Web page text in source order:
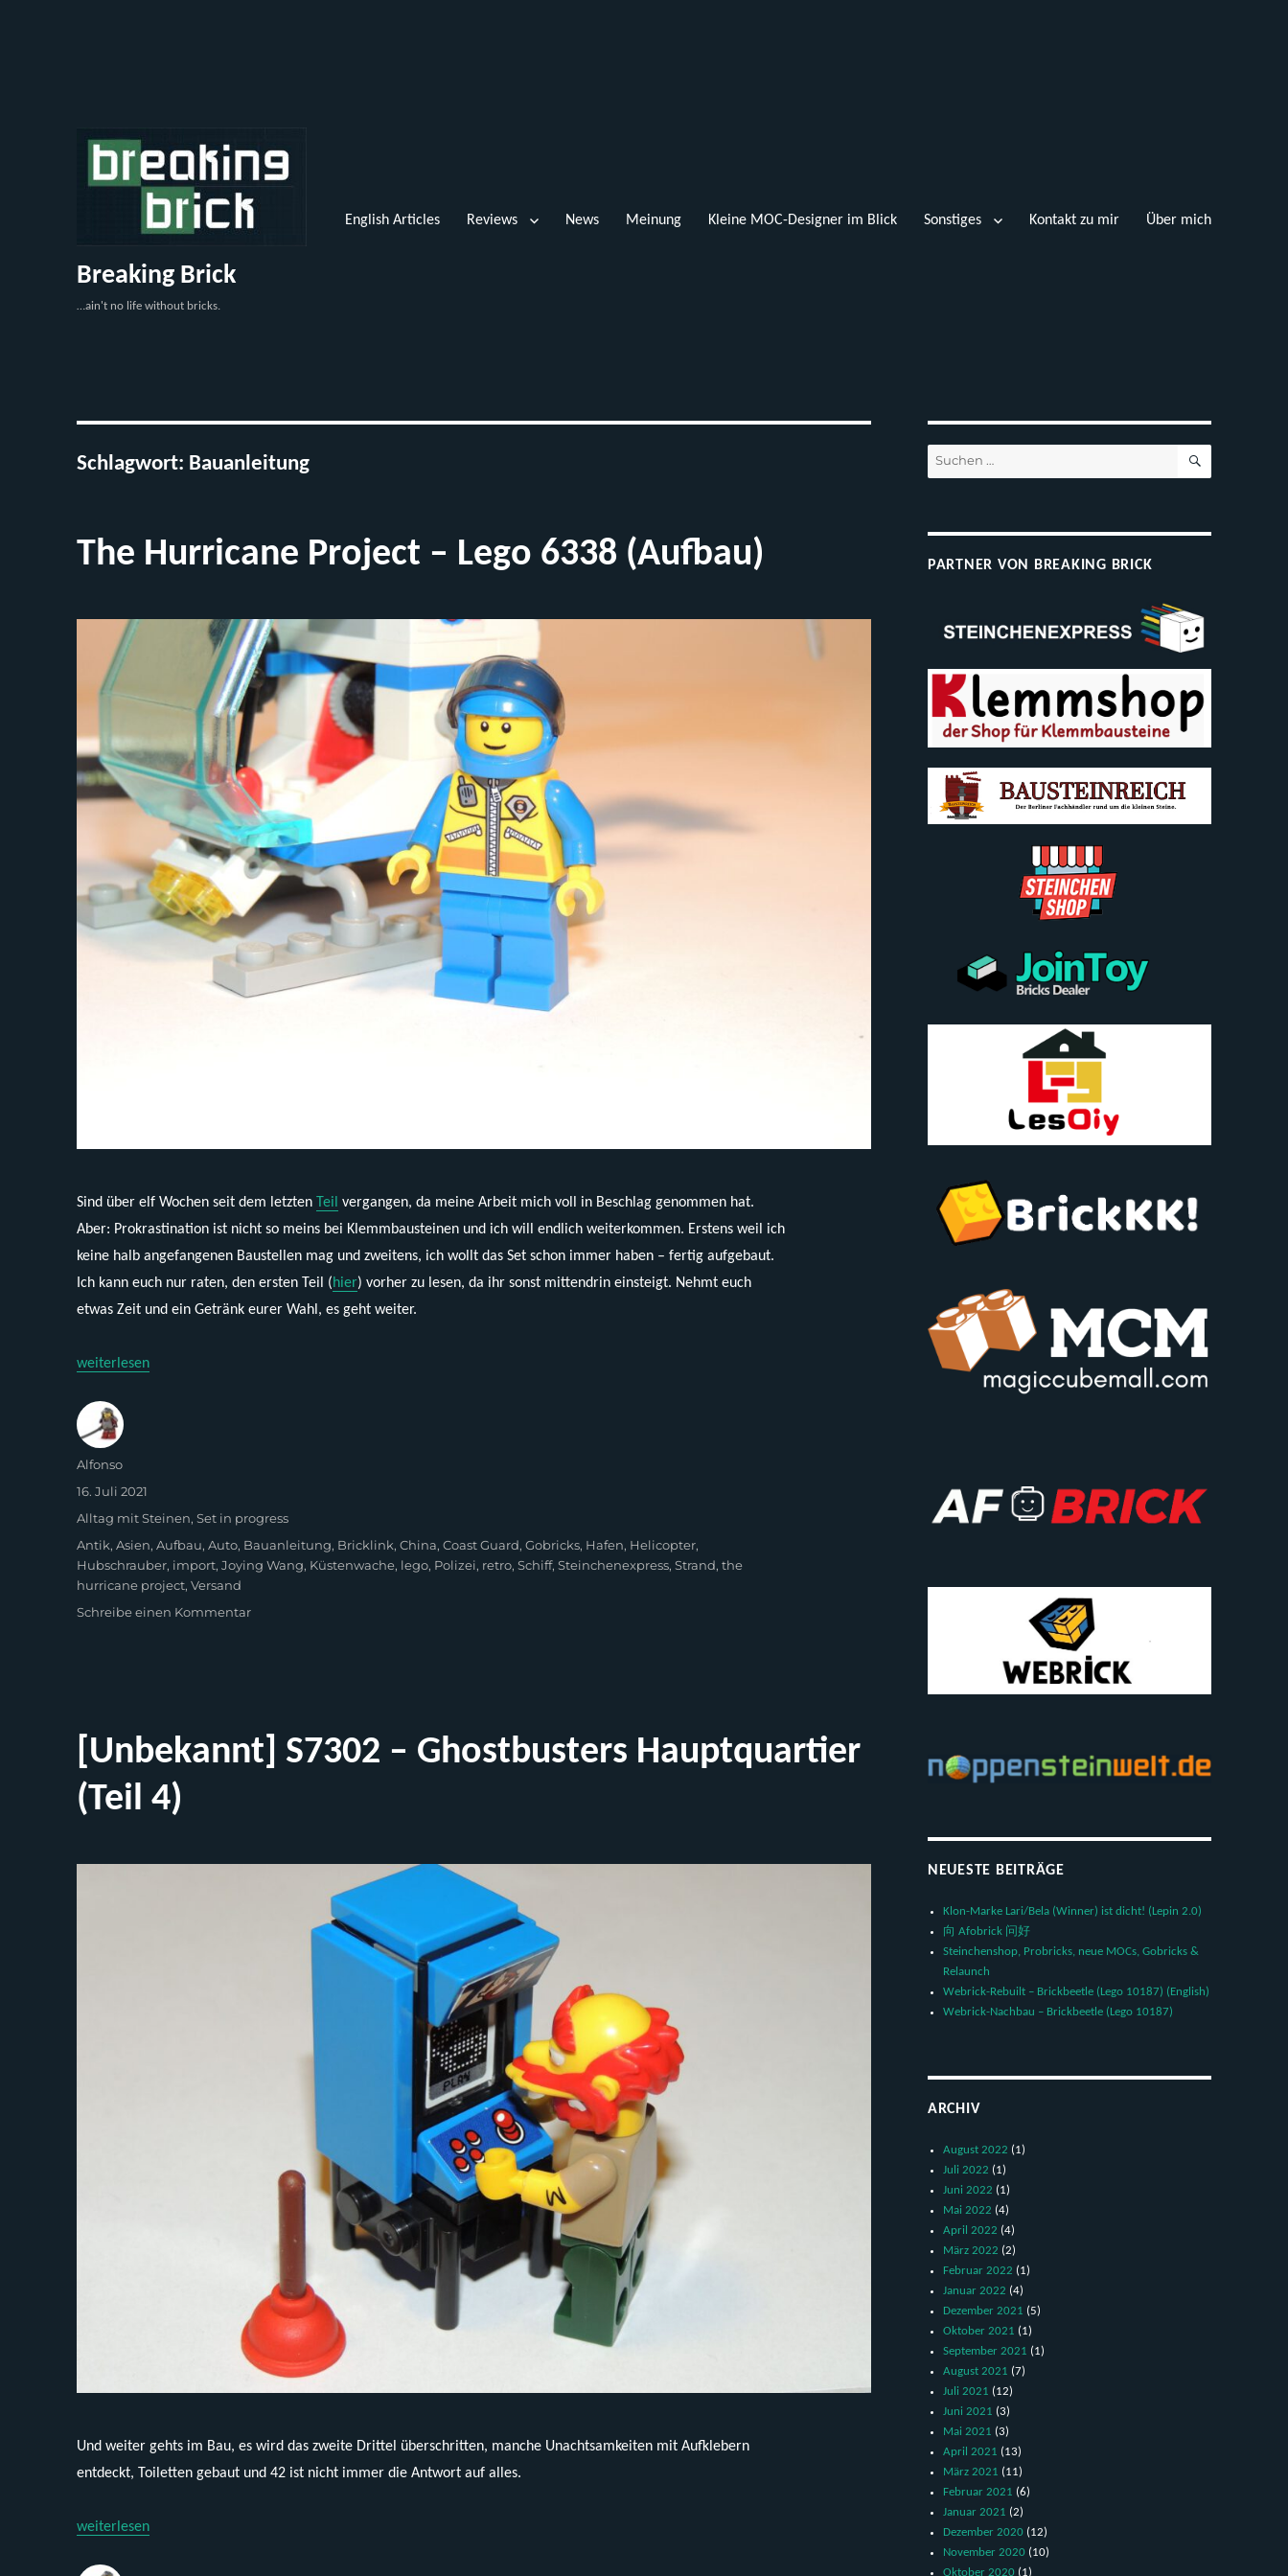
Breaking Brick
…ain't no life without bricks.
English Articles Reviews News Meinung Kleine MOC-Designer im Blick Sonstiges Kontakt zu mir Über mich
Schlagwort: Bauanleitung
The Hurricane Project – Lego 6338 (Aufbau)
Sind über elf Wochen seit dem letzten Teil vergangen, da meine Arbeit mich voll in Beschlag genommen hat.
Aber: Prokrastination ist nicht so meins bei Klemmbausteinen und ich will endlich weiterkommen. Erstens weil ich
keine halb angefangenen Baustellen mag und zweitens, ich wollt das Set schon immer haben – fertig aufgebaut.
Ich kann euch nur raten, den ersten Teil (hier) vorher zu lesen, da ihr sonst mittendrin einsteigt. Nehmt euch
etwas Zeit und ein Getränk eurer Wahl, es geht weiter.
„The Hurricane Project – Lego 6338 (Aufbau)“
weiterlesen
Autor
Alfonso
Veröffentlicht
am
16. Juli 2021
Kategorien
Alltag mit Steinen,Set in progress
Schlagwörter
Antik,Asien,Aufbau,Auto, Bauanleitung, Bricklink,China,Coast Guard,Gobricks, Hafen, Helicopter,
Hubschrauber, import,Joying Wang, Küstenwache, lego, Polizei, retro,Schiff,Steinchenexpress,Strand,the
hurricane project,Versand
Schreibe einen Kommentarzu
6338
(Aufbau)
[Unbekannt] S7302 – Ghostbusters Hauptquartier
(Teil 4)
Und weiter gehts im Bau, es wird das zweite Drittel überschritten, manche Unachtsamkeiten mit Aufklebern
entdeckt, Toiletten gebaut und 42 ist nicht immer die Antwort auf alles.
„[Unbekannt] S7302 – Ghostbusters Hauptquartier (Teil 4)“
weiterlesen
Suchen
nach:
SUCHEN
PARTNER VON BREAKING BRICK
NEUESTE BEITRÄGE
Klon-Marke Lari/Bela (Winner) ist dicht! (Lepin 2.0)
向 Afobrick 问好
Steinchenshop, Probricks, neue MOCs, Gobricks &
Relaunch
Webrick-Rebuilt – Brickbeetle (Lego 10187) (English)
Webrick-Nachbau – Brickbeetle (Lego 10187)
ARCHIV
August 2022 (1)
Juli 2022 (1)
Juni 2022 (1)
Mai 2022 (4)
April 2022 (4)
März 2022 (2)
Februar 2022 (1)
Januar 2022 (4)
Dezember 2021 (5)
Oktober 2021 (1)
September 2021 (1)
August 2021 (7)
Juli 2021 (12)
Juni 2021 (3)
Mai 2021 (3)
April 2021 (13)
März 2021 (11)
Februar 2021 (6)
Januar 2021 (2)
Dezember 2020 (12)
November 2020 (10)
Oktober 2020 (1)